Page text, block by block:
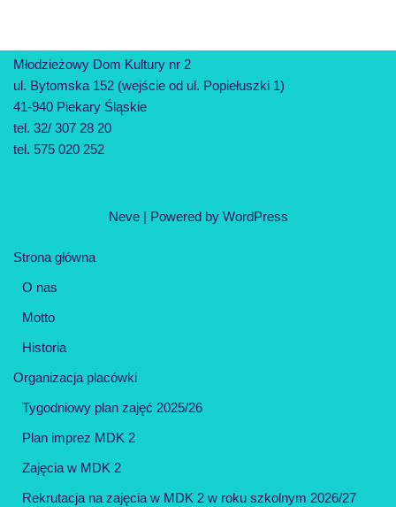
Młodzieżowy Dom Kultury nr 2
ul. Bytomska 152 (wejście od ul. Popiełuszki 1)
41-940 Piekary Śląskie
tel. 32/ 307 28 20
tel. 575 020 252
Neve| Powered by WordPress
Strona główna
O nas
Motto
Historia
Organizacja placówki
Tygodniowy plan zajęć 2025/26
Plan imprez MDK 2
Zajęcia w MDK 2
Rekrutacja na zajęcia w MDK 2 w roku szkolnym 2026/27